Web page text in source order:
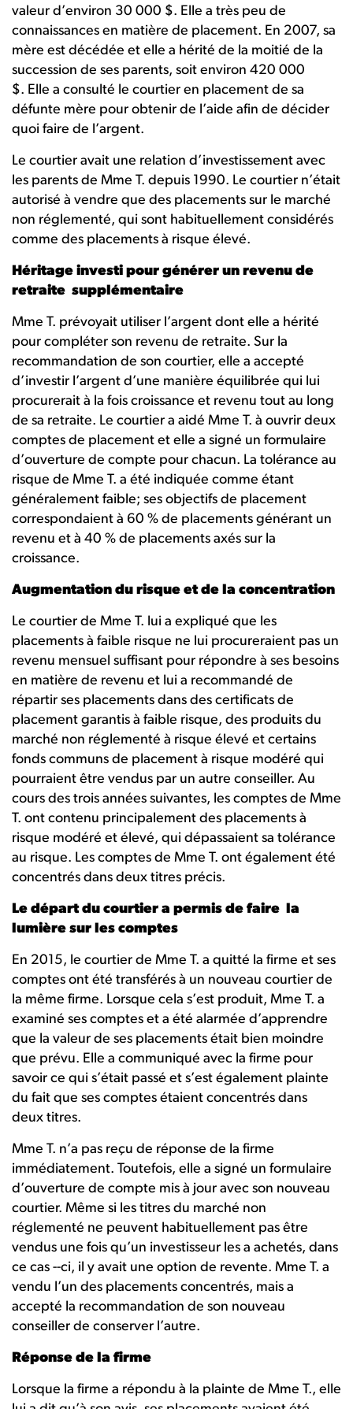
valeur d’environ 30 000 $. Elle a très peu de
connaissances en matière de placement. En 2007, sa
mère est décédée et elle a hérité de la moitié de la
succession de ses parents, soit environ 420 000
$. Elle a consulté le courtier en placement de sa
défunte mère pour obtenir de l’aide afin de décider
quoi faire de l’argent.
Le courtier avait une relation d’investissement avec
les parents de Mme T. depuis 1990. Le courtier n’était
autorisé à vendre que des placements sur le marché
non réglementé, qui sont habituellement considérés
comme des placements à risque élevé.
Héritage investi pour générer un revenu de
retraite supplémentaire
Mme T. prévoyait utiliser l’argent dont elle a hérité
pour compléter son revenu de retraite. Sur la
recommandation de son courtier, elle a accepté
d’investir l’argent d’une manière équilibrée qui lui
procurerait à la fois croissance et revenu tout au long
de sa retraite. Le courtier a aidé Mme T. à ouvrir deux
comptes de placement et elle a signé un formulaire
d’ouverture de compte pour chacun. La tolérance au
risque de Mme T. a été indiquée comme étant
généralement faible; ses objectifs de placement
correspondaient à 60 % de placements générant un
revenu et à 40 % de placements axés sur la
croissance.
Augmentation du risque et de la concentration
Le courtier de Mme T. lui a expliqué que les
placements à faible risque ne lui procureraient pas un
revenu mensuel suffisant pour répondre à ses besoins
en matière de revenu et lui a recommandé de
répartir ses placements dans des certificats de
placement garantis à faible risque, des produits du
marché non réglementé à risque élevé et certains
fonds communs de placement à risque modéré qui
pourraient être vendus par un autre conseiller. Au
cours des trois années suivantes, les comptes de Mme
T. ont contenu principalement des placements à
risque modéré et élevé, qui dépassaient sa tolérance
au risque. Les comptes de Mme T. ont également été
concentrés dans deux titres précis.
Le départ du courtier a permis de faire la
lumière sur les comptes
En 2015, le courtier de Mme T. a quitté la firme et ses
comptes ont été transférés à un nouveau courtier de
la même firme. Lorsque cela s’est produit, Mme T. a
examiné ses comptes et a été alarmée d’apprendre
que la valeur de ses placements était bien moindre
que prévu. Elle a communiqué avec la firme pour
savoir ce qui s’était passé et s’est également plainte
du fait que ses comptes étaient concentrés dans
deux titres.
Mme T. n’a pas reçu de réponse de la firme
immédiatement. Toutefois, elle a signé un formulaire
d’ouverture de compte mis à jour avec son nouveau
courtier. Même si les titres du marché non
réglementé ne peuvent habituellement pas être
vendus une fois qu’un investisseur les a achetés, dans
ce cas --ci, il y avait une option de revente. Mme T. a
vendu l’un des placements concentrés, mais a
accepté la recommandation de son nouveau
conseiller de conserver l’autre.
Réponse de la firme
Lorsque la firme a répondu à la plainte de Mme T., elle